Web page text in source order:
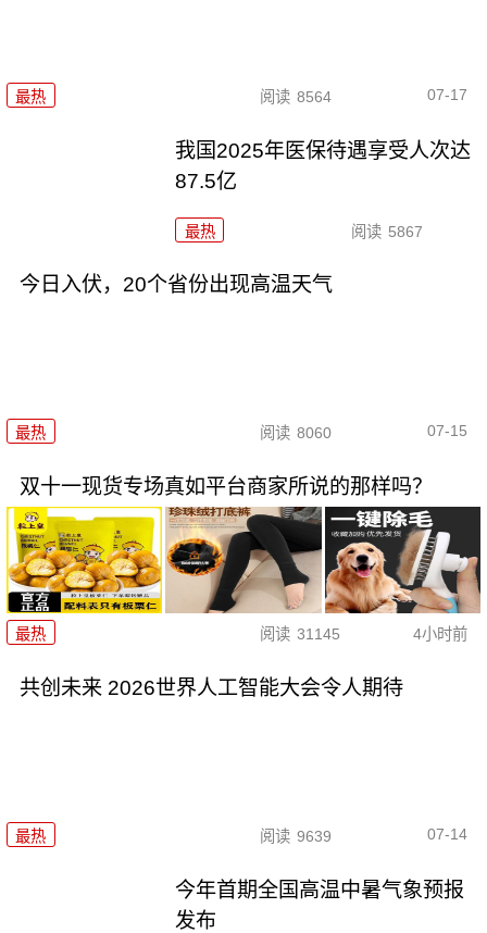
最热 阅读 8564 07-17
我国2025年医保待遇享受人次达
87.5亿
最热 阅读 5867
今日入伏，20个省份出现高温天气
最热 阅读 8060 07-15
双十一现货专场真如平台商家所说的那样吗？
最热 阅读 31145 4小时前
共创未来 2026世界人工智能大会令人期待
最热 阅读 9639 07-14
今年首期全国高温中暑气象预报
发布